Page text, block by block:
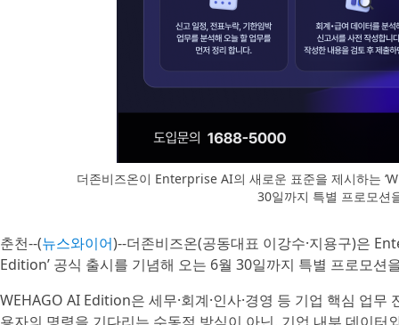
더존비즈온이 Enterprise AI의 새로운 표준을 제시하는
30일까지 특별 프로모션
춘천--(뉴스와이어)--더존비즈온(공동대표 이강수·지용구)은
Edition’ 공식 출시를 기념해 오는 6월 30일까지 특별 프로모션
WEHAGO AI Edition은 세무·회계·인사·경영 등 기업 핵심 업